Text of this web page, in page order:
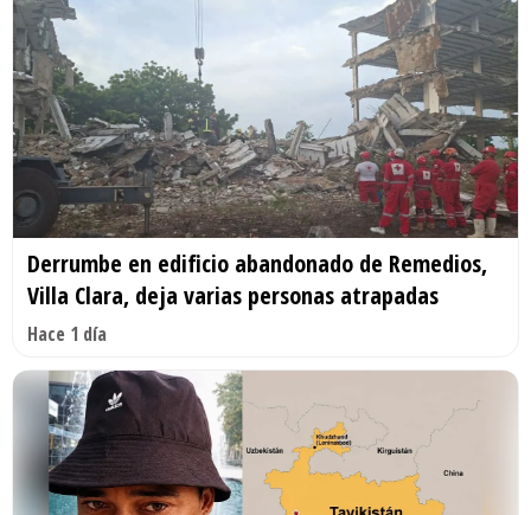
Derrumbe en edificio abandonado de Remedios,
Villa Clara, deja varias personas atrapadas
Hace 1 día